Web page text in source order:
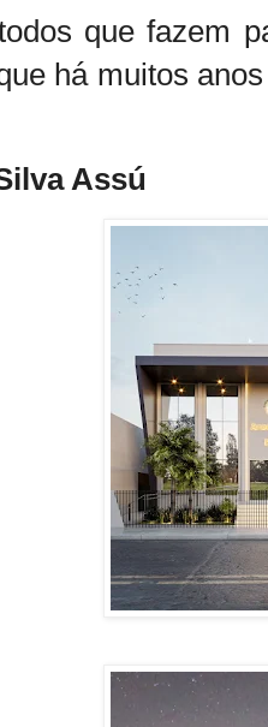
que fazem
há muitos
Assú